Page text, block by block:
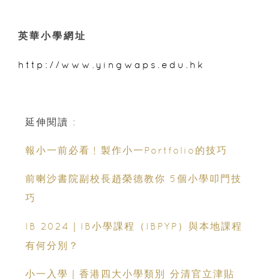
英華小學網址
http://www.yingwaps.edu.hk
延伸閱讀 :
報小一前必看﹗製作小一Portfolio的技巧
前喇沙書院副校長趙榮德教你 5個小學叩門技
巧
IB 2024｜IB小學課程（IBPYP）與本地課程
有何分別？
小一入學｜香港四大小學類別 分清官立津貼